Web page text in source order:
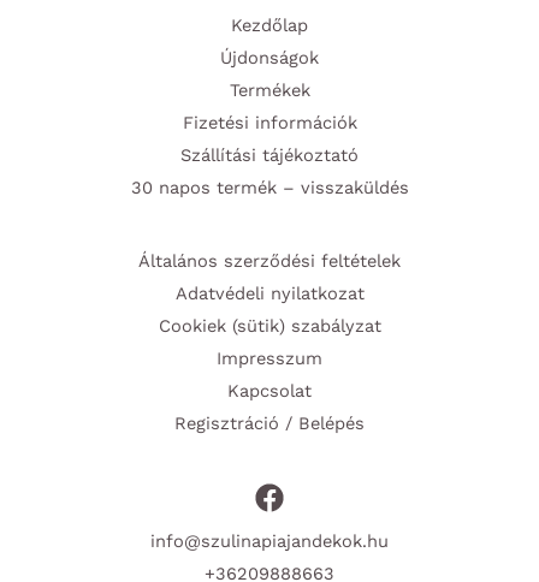
Kezdőlap
Újdonságok
Termékek
Fizetési információk
Szállítási tájékoztató
30 napos termék – visszaküldés
Általános szerződési feltételek
Adatvédeli nyilatkozat
Cookiek (sütik) szabályzat
Impresszum
Kapcsolat
Regisztráció / Belépés
info@szulinapiajandekok.hu
+36209888663